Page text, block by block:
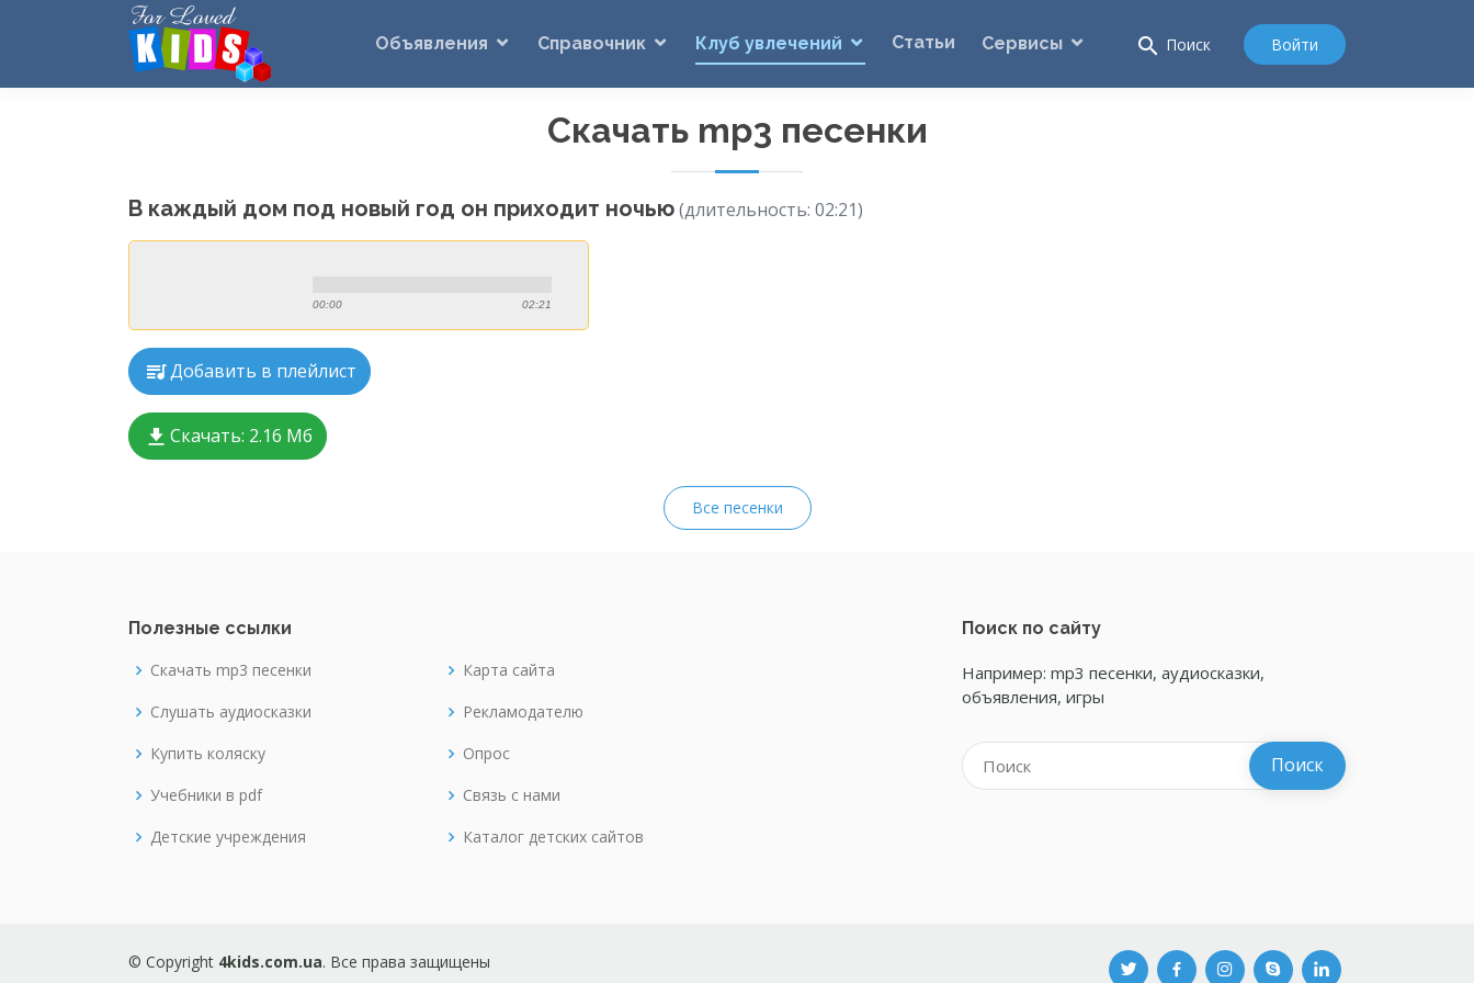
Объявления Справочник Клуб увлечений Статьи Сервисы search Поиск Войти
Скачать mp3 песенки
В каждый дом под новый год он приходит ночью(длительность: 02:21)
00:00 02:21
Добавить в плейлист
Скачать: 2.16 Мб
Все песенки
Полезные ссылки
Скачать mp3 песенки
Слушать аудиосказки
Купить коляску
Учебники в pdf
Детские учреждения
Карта сайта
Рекламодателю
Опрос
Связь с нами
Каталог детских сайтов
Поиск по сайту
Например: mp3 песенки, аудиосказки,
объявления, игры
© Copyright 4kids.com.ua. Все права защищены